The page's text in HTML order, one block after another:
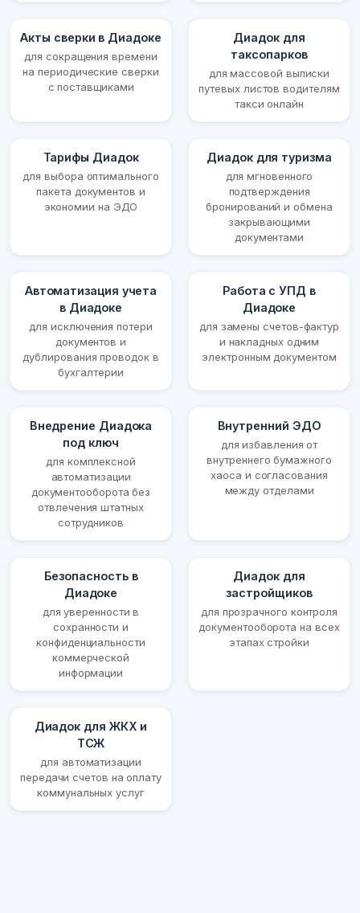
Акты сверки в Диадоке
для сокращения времени
на периодические сверки
с поставщиками
Диадок для
таксопарков
для массовой выписки
путевых листов водителям
такси онлайн
Тарифы Диадок
для выбора оптимального
пакета документов и
экономии на ЭДО
Диадок для туризма
для мгновенного
подтверждения
бронирований и обмена
закрывающими
документами
Автоматизация учета
в Диадоке
для исключения потери
документов и
дублирования проводок в
бухгалтерии
Работа с УПД в
Диадоке
для замены счетов-фактур
и накладных одним
электронным документом
Внедрение Диадока
под ключ
для комплексной
автоматизации
документооборота без
отвлечения штатных
сотрудников
Внутренний ЭДО
для избавления от
внутреннего бумажного
хаоса и согласования
между отделами
Безопасность в
Диадоке
для уверенности в
сохранности и
конфиденциальности
коммерческой
информации
Диадок для
застройщиков
для прозрачного контроля
документооборота на всех
этапах стройки
Диадок для ЖКХ и
ТСЖ
для автоматизации
передачи счетов на оплату
коммунальных услуг